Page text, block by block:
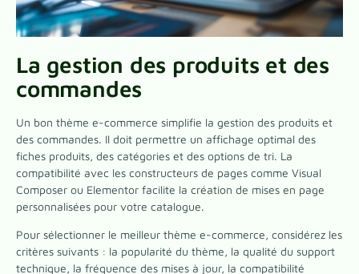
La gestion des produits et des
commandes
Un bon thème e-commerce simplifie la gestion des produits et
des commandes. Il doit permettre un affichage optimal des
fiches produits, des catégories et des options de tri. La
compatibilité avec les constructeurs de pages comme Visual
Composer ou Elementor facilite la création de mises en page
personnalisées pour votre catalogue.
Pour sélectionner le meilleur thème e-commerce, considérez les
critères suivants : la popularité du thème, la qualité du support
technique, la fréquence des mises à jour, la compatibilité